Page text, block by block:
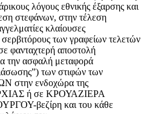
λόγους εθνικής έξαρσης και
στεφάνων, στην τέλεση
κλαίουσες
σερβιτόρους των γραφείων τελετών
φανταχτερή αποστολή
την ασφαλή μεταφορά
των στιφών των
ενδοχώρα της
ή σε ΚΡΟΥΑΖΙΕΡΑ
βεζίρη και του κάθε